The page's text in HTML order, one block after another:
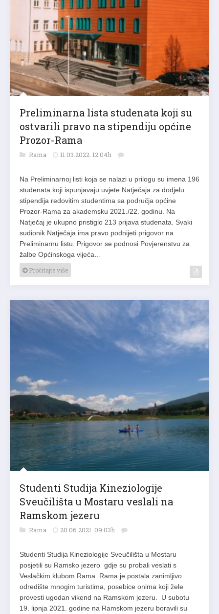
Preliminarna lista studenata koji su
ostvarili pravo na stipendiju općine
Prozor-Rama
Rama 11.03.2022. 12:04h
Na Preliminarnoj listi koja se nalazi u prilogu su imena 196
studenata koji ispunjavaju uvjete Natječaja za dodjelu
stipendija redovitim studentima sa područja općine
Prozor-Rama za akademsku 2021./22. godinu. Na
Natječaj je ukupno pristiglo 213 prijava studenata. Svaki
sudionik Natječaja ima pravo podnijeti prigovor na
Preliminarnu listu. Prigovor se podnosi Povjerenstvu za
žalbe Općinskoga vijeća…
Pročitajte više
Studenti Studija Kineziologije
Sveučilišta u Mostaru veslali na
Ramskom jezeru
Rama 20.06.2021. 09:03h
Studenti Studija Kineziologije Sveučilišta u Mostaru
posjetili su Ramsko jezero gdje su probali veslati s
Veslačkim klubom Rama. Rama je postala zanimljivo
odredište mnogim turistima, posebice onima koji žele
provesti ugodan vikend na Ramskom jezeru. U subotu
19. lipnja 2021. godine na Ramskom jezeru boravili su